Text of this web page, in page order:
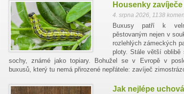
Housenky
4. srpna 2026, 1138
Buxusy patří k
pěstovaným nejen v
rozlehlých zámeckých
ploty. Stále větší
sochy, známé jako topiary. Bohužel se v Evropě v
buxusů, který tu nemá přirozené nepřátele: zavíječ
Jak nejlépe